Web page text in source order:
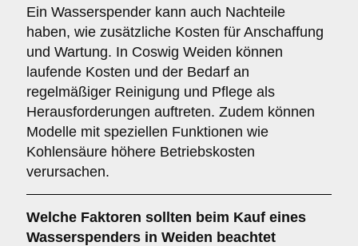
Ein Wasserspender kann auch Nachteile
haben, wie zusätzliche Kosten für Anschaffung
und Wartung. In Coswig Weiden können
laufende Kosten und der Bedarf an
regelmäßiger Reinigung und Pflege als
Herausforderungen auftreten. Zudem können
Modelle mit speziellen Funktionen wie
Kohlensäure höhere Betriebskosten
verursachen.
Welche Faktoren sollten beim Kauf eines
Wasserspenders in Weiden beachtet